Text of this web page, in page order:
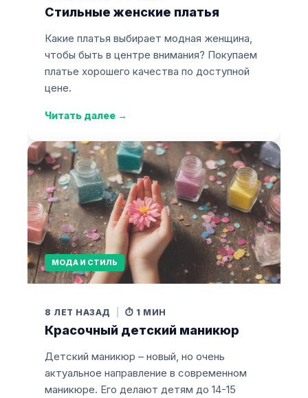
Стильные женские платья
Какие платья выбирает модная женщина,
чтобы быть в центре внимания? Покупаем
платье хорошего качества по доступной
цене.
Читать далее →
МОДА И СТИЛЬ
8 ЛЕТ НАЗАД ⏱️ 1 МИН
Красочный детский маникюр
Детский маникюр – новый, но очень
актуальное направление в современном
маникюре. Его делают детям до 14-15